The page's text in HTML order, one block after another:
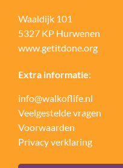
Waaldijk 101
5327 KP Hurwenen
www.getitdone.org
Extra informatie:
info@walkoflife.nl
Veelgestelde vragen
Voorwaarden
Privacy verklaring